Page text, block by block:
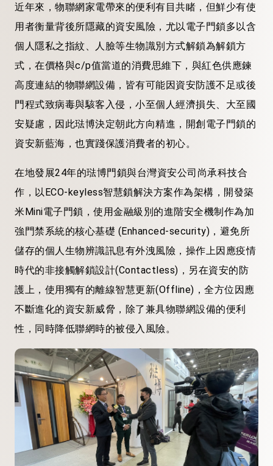
近年來，物聯網家電帶來的便利有目共睹，但鮮少有使
用者衡量背後所隱藏的資安風險，尤以電子門鎖多以含
個人隱私之指紋、人臉等生物識別方式解鎖為解鎖方
式，在價格與c/p值當道的消費思維下，與紅色供應鍊
高度連結的物聯網設備，皆有可能因資安防護不足或後
門程式致病毒與駭客入侵，小至個人經濟損失、大至國
安疑慮，因此琺博決定朝此方向精進，開創電子門鎖的
資安新藍海，也實踐保護消費者的初心。
在地發展24年的琺博門鎖與台灣資安公司尚承科技合
作，以ECO-keyless智慧鎖解決方案作為架構，開發築
米Mini電子門鎖，使用金融級別的進階安全機制作為加
強門禁系統的核心基礎 (Enhanced-security)，避免所
儲存的個人生物辨識訊息有外洩風險，操作上因應疫情
時代的非接觸解鎖設計(Contactless)，另在資安的防
護上，使用獨有的離線智慧更新(Offline)，全方位因應
不斷進化的資安新威脅，除了兼具物聯網設備的便利
性，同時降低聯網時的被侵入風險。